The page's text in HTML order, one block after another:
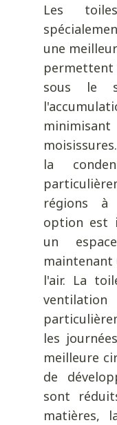
Les
une
permettent
sous le
la
régions à
option est
un
maintenant
l'air. La
les
meilleure
de
sont
matières,